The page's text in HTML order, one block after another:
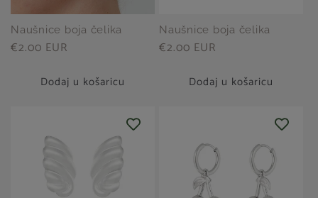
Naušnice boja čelika
Redovna
€2.00 EUR
Dodaj u košaricu
Naušnice boja čelika
Redovna
€2.00 EUR
Dodaj u košaricu